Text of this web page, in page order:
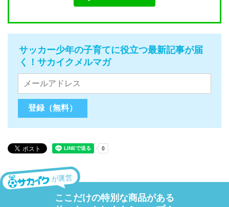
サッカー少年の子育てに役立つ最新記事が届
く！サカイクメルマガ
が運営
ここだけの特別な商品がある